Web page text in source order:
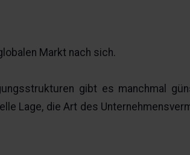
Markt nach sich.
gibt es manchmal
Lage, die Art des